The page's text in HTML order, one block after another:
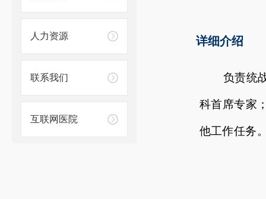
人力资源
联系我们
互联网医院
详细介绍
负责统
科首席专家
他工作任务